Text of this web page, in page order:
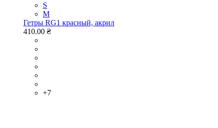
S
M
Гетры RG1 красный, акрил
410.00 ₴
+7